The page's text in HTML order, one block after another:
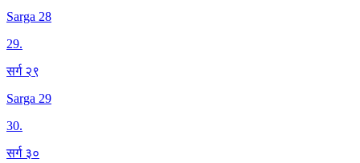
Sarga 28
29.
सर्ग २९
Sarga 29
30.
सर्ग ३०